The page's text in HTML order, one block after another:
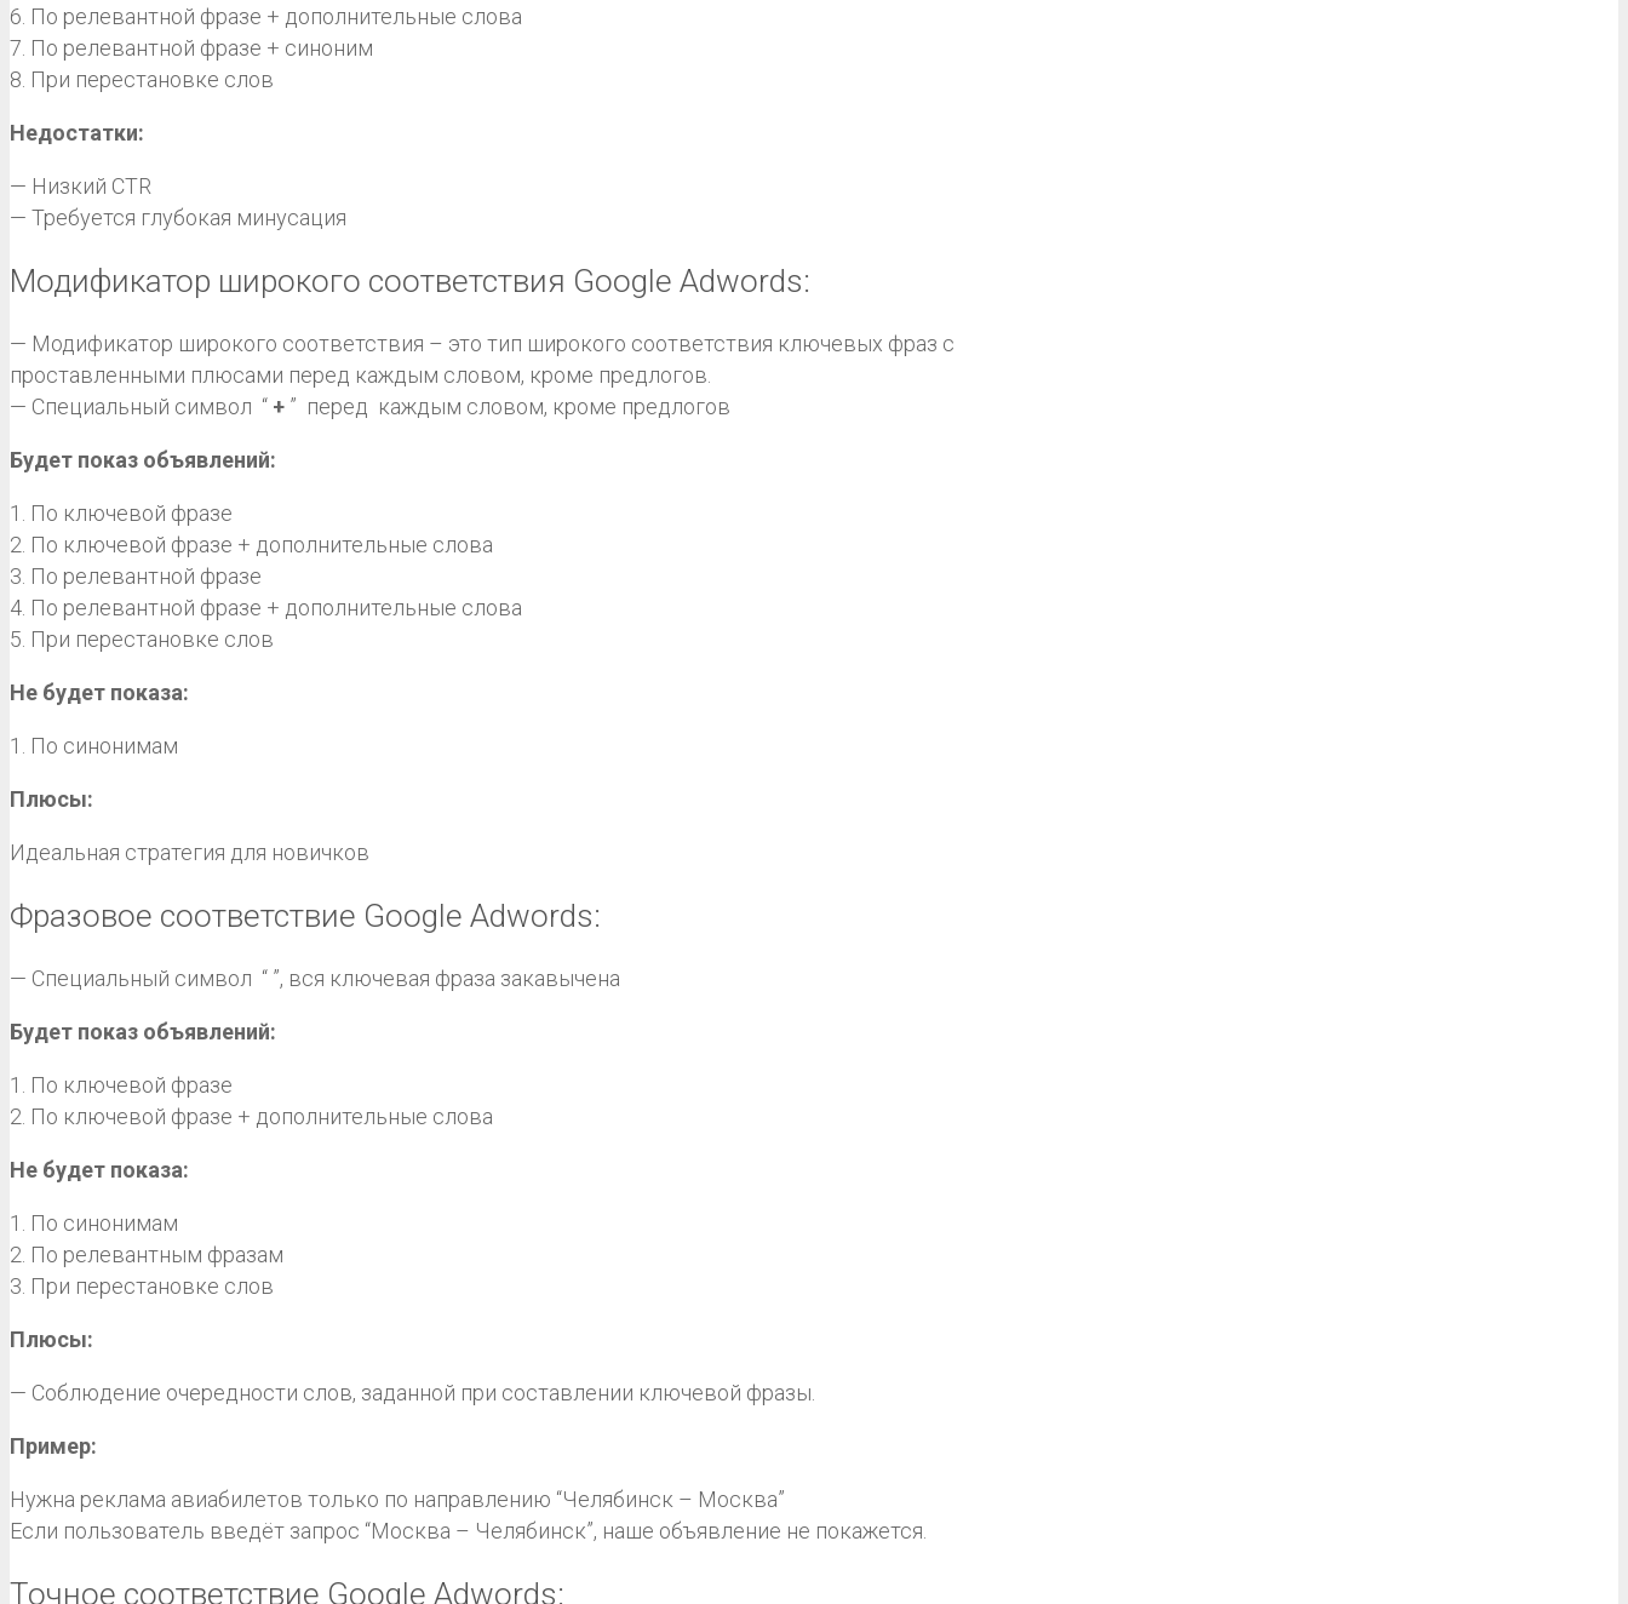
6. По релевантной фразе + дополнительные слова
7. По релевантной фразе + синоним
8. При перестановке слов
Недостатки:
— Низкий CTR
— Требуется глубокая минусация
Модификатор широкого соответствия Google Adwords:
— Модификатор широкого соответствия – это тип широкого соответствия ключевых фраз с
проставленными плюсами перед каждым словом, кроме предлогов.
— Специальный символ “ + ” перед каждым словом, кроме предлогов
Будет показ объявлений:
1. По ключевой фразе
2. По ключевой фразе + дополнительные слова
3. По релевантной фразе
4. По релевантной фразе + дополнительные слова
5. При перестановке слов
Не будет показа:
1. По синонимам
Плюсы:
Идеальная стратегия для новичков
Фразовое соответствие Google Adwords:
— Специальный символ “ ”, вся ключевая фраза закавычена
Будет показ объявлений:
1. По ключевой фразе
2. По ключевой фразе + дополнительные слова
Не будет показа:
1. По синонимам
2. По релевантным фразам
3. При перестановке слов
Плюсы:
— Соблюдение очередности слов, заданной при составлении ключевой фразы.
Пример:
Нужна реклама авиабилетов только по направлению “Челябинск – Москва”
Если пользователь введёт запрос “Москва – Челябинск”, наше объявление не покажется.
Точное соответствие Google Adwords: